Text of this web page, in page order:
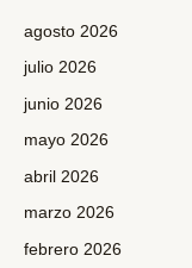
agosto 2026
julio 2026
junio 2026
mayo 2026
abril 2026
marzo 2026
febrero 2026